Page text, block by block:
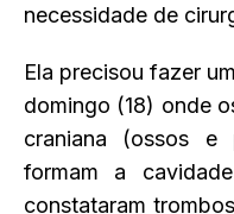
necessidade de
Ela precisou fazer
domingo (18) onde
craniana (ossos e
formam a
constataram